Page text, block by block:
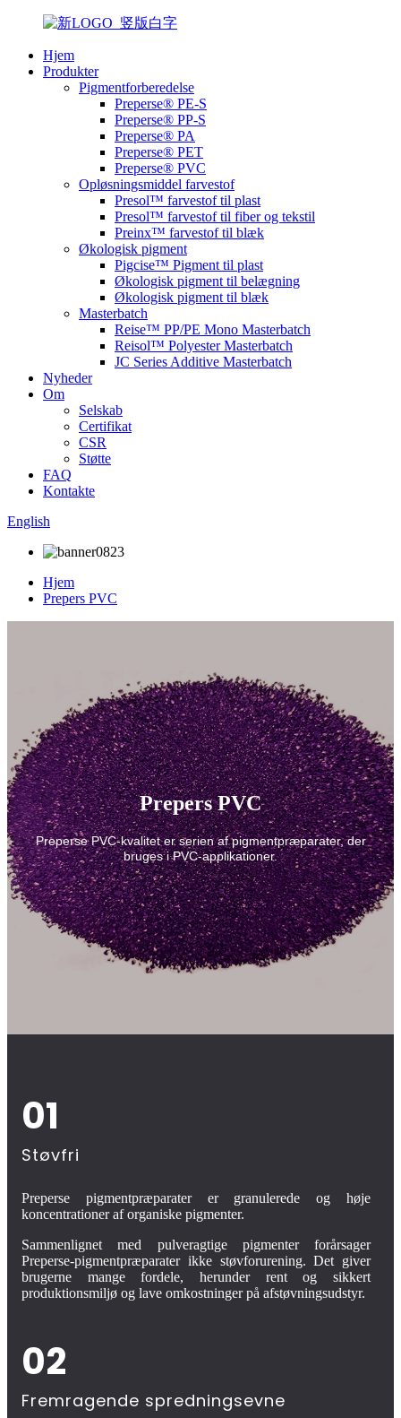
Hjem
Produkter
Pigmentforberedelse
Preperse® PE-S
Preperse® PP-S
Preperse® PA
Preperse® PET
Preperse® PVC
Opløsningsmiddel farvestof
Presol™ farvestof til plast
Presol™ farvestof til fiber og tekstil
Preinx™ farvestof til blæk
Økologisk pigment
Pigcise™ Pigment til plast
Økologisk pigment til belægning
Økologisk pigment til blæk
Masterbatch
Reise™ PP/PE Mono Masterbatch
Reisol™ Polyester Masterbatch
JC Series Additive Masterbatch
Nyheder
Om
Selskab
Certifikat
CSR
Støtte
FAQ
Kontakte
English
Hjem
Prepers PVC
Prepers PVC
Preperse PVC-kvalitet er serien af ​​pigmentpræparater, der
bruges i PVC-applikationer.
01
Støvfri
Preperse pigmentpræparater er granulerede og høje
koncentrationer af organiske pigmenter.
Sammenlignet med pulveragtige pigmenter forårsager
Preperse-pigmentpræparater ikke støvforurening. Det giver
brugerne mange fordele, herunder rent og sikkert
produktionsmiljø og lave omkostninger på afstøvningsudstyr.
02
Fremragende spredningsevne